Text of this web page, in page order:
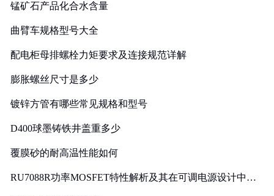
锰矿石产品化合水含量
曲臂车规格型号大全
配电柜母排螺栓力矩要求及连接规范详解
膨胀螺丝尺寸是多少
镀锌方管有哪些常见规格和型号
D400球墨铸铁井盖重多少
覆膜砂的耐高温性能如何
RU7088R功率MOSFET特性解析及其在可调电源设计中的